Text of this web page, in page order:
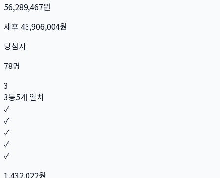
56,289,467원
세후 43,906,004원
당첨자
78명
3
3등5개 일치
✓
✓
✓
✓
✓
1,432,022원